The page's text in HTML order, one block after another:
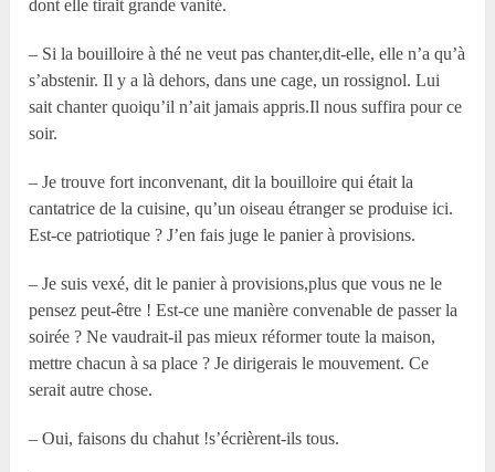
dont elle tirait grande vanité.
– Si la bouilloire à thé ne veut pas chanter,dit-elle, elle n’a qu’à
s’abstenir. Il y a là dehors, dans une cage, un rossignol. Lui
sait chanter quoiqu’il n’ait jamais appris.Il nous suffira pour ce
soir.
– Je trouve fort inconvenant, dit la bouilloire qui était la
cantatrice de la cuisine, qu’un oiseau étranger se produise ici.
Est-ce patriotique ? J’en fais juge le panier à provisions.
– Je suis vexé, dit le panier à provisions,plus que vous ne le
pensez peut-être ! Est-ce une manière convenable de passer la
soirée ? Ne vaudrait-il pas mieux réformer toute la maison,
mettre chacun à sa place ? Je dirigerais le mouvement. Ce
serait autre chose.
– Oui, faisons du chahut !s’écrièrent-ils tous.